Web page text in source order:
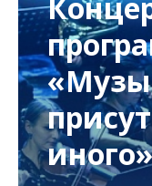
иного»